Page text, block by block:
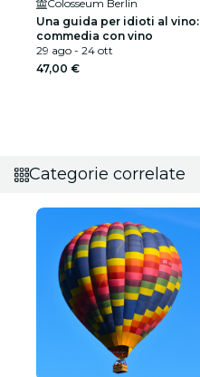
Colosseum Berlin
Una guida per idioti al vino:
commedia con vino
29 ago - 24 ott
47,00 €
Categorie correlate